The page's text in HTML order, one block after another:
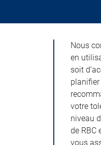
Nous
en
soit
votre
niveau
de RBC
vous